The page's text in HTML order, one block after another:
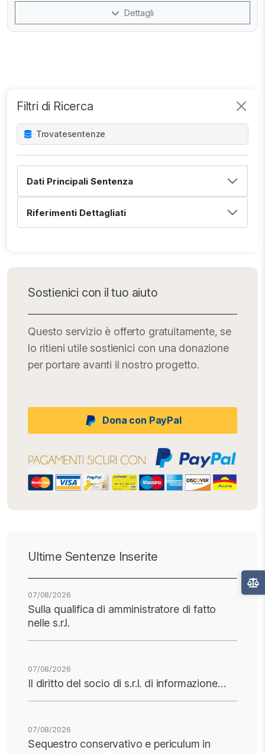
Filtri di Ricerca
Trovatesentenze
Dati Principali Sentenza
Riferimenti Dettagliati
Sostienici con il tuo aiuto
Questo servizio è offerto gratuitamente, se
lo ritieni utile sostienici con una donazione
per portare avanti il nostro progetto.
Dona con PayPal
Ultime Sentenze Inserite
07/08/2026
Sulla qualifica di amministratore di fatto
nelle s.r.l.
07/08/2026
Il diritto del socio di s.r.l. di informazione…
07/08/2026
Sequestro conservativo e periculum in
Dettagli